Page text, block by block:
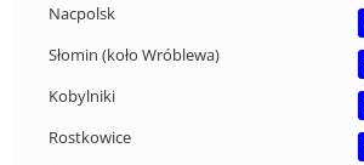
Nacpolsk
Słomin (koło Wróblewa)
Kobylniki
Rostkowice